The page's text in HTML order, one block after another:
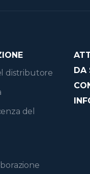
distributore
del
DA